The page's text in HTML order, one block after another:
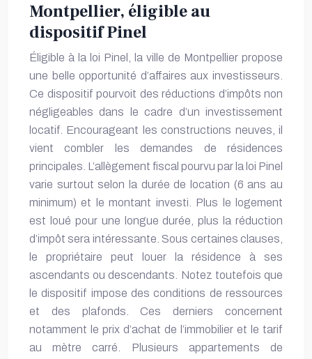
Montpellier, éligible au
dispositif Pinel
Éligible à la loi Pinel, la ville de Montpellier propose
une belle opportunité d’affaires aux investisseurs.
Ce dispositif pourvoit des réductions d’impôts non
négligeables dans le cadre d’un investissement
locatif. Encourageant les constructions neuves, il
vient combler les demandes de résidences
principales. L’allègement fiscal pourvu par la loi Pinel
varie surtout selon la durée de location (6 ans au
minimum) et le montant investi. Plus le logement
est loué pour une longue durée, plus la réduction
d’impôt sera intéressante. Sous certaines clauses,
le propriétaire peut louer la résidence à ses
ascendants ou descendants. Notez toutefois que
le dispositif impose des conditions de ressources
et des plafonds. Ces derniers concernent
notamment le prix d’achat de l’immobilier et le tarif
au mètre carré. Plusieurs appartements de